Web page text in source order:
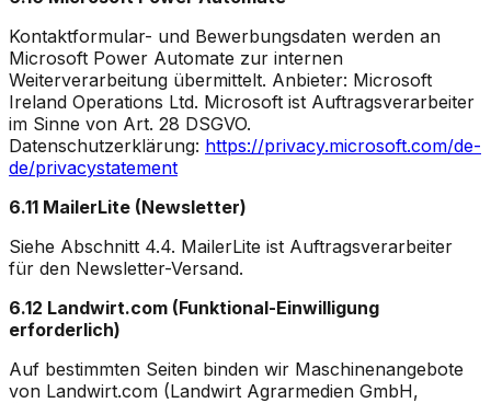
Kontaktformular- und Bewerbungsdaten werden an
Microsoft Power Automate zur internen
Weiterverarbeitung übermittelt. Anbieter: Microsoft
Ireland Operations Ltd. Microsoft ist Auftragsverarbeiter
im Sinne von Art. 28 DSGVO.
Datenschutzerklärung: https://privacy.microsoft.com/de-
de/privacystatement
6.11 MailerLite (Newsletter)
Siehe Abschnitt 4.4. MailerLite ist Auftragsverarbeiter
für den Newsletter-Versand.
6.12 Landwirt.com (Funktional-Einwilligung
erforderlich)
Auf bestimmten Seiten binden wir Maschinenangebote
von Landwirt.com (Landwirt Agrarmedien GmbH,